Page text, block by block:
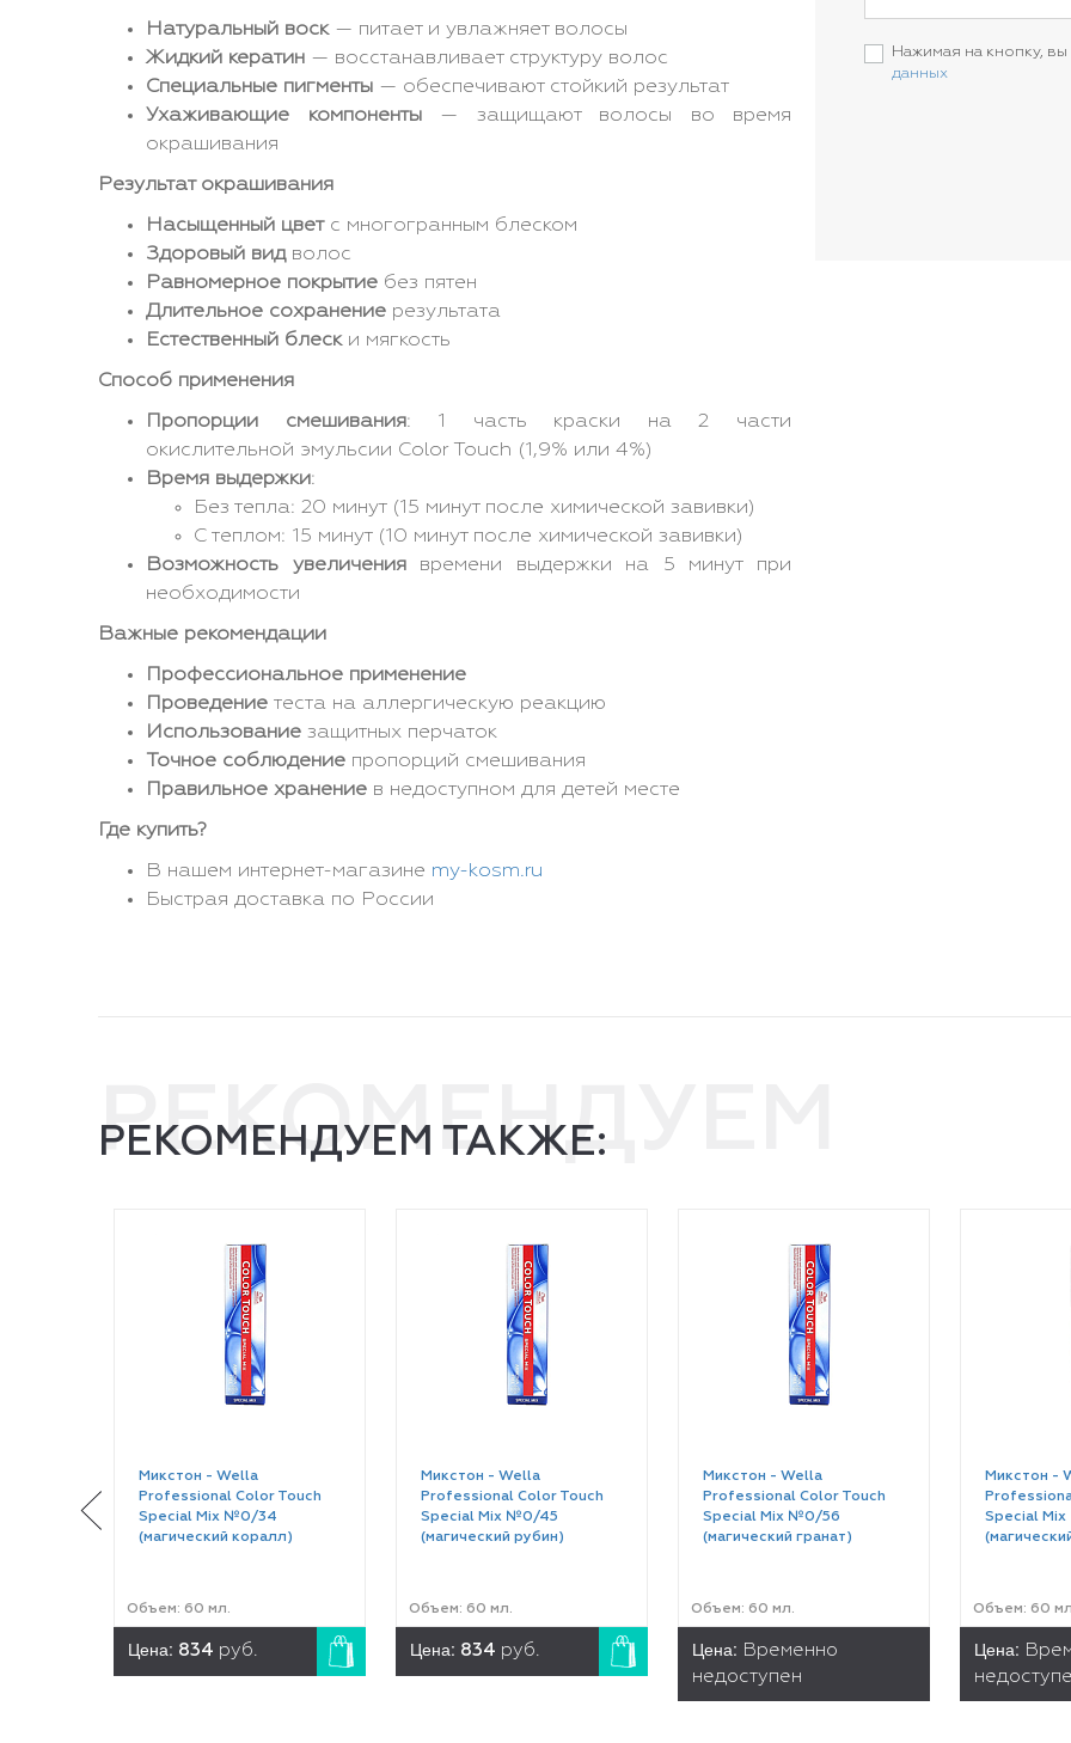
Натуральный воск— питает и увлажняет волосы
Жидкий кератин — восстанавливает структуру волос
Специальные пигменты — обеспечивают стойкий результат
Ухаживающие компоненты— защищают волосы во время
окрашивания
Результат окрашивания
Насыщенный цветс многогранным блеском
Здоровый видволос
Равномерное покрытие без пятен
Длительное сохранение результата
Естественный блески мягкость
Способ применения
Пропорции смешивания: 1 часть краски на 2 части
окислительной эмульсии Color Touch (1,9% или 4%)
Время выдержки:
Без тепла: 20 минут (15 минут после химической завивки)
С теплом: 15 минут (10 минут после химической завивки)
Возможность увеличениявремени выдержки на 5 минут при
необходимости
Важные рекомендации
Профессиональное применение
Проведение теста на аллергическую реакцию
Использование защитных перчаток
Точное соблюдение пропорций смешивания
Правильное хранение в недоступном для детей месте
Где купить?
В нашем интернет-магазине my-kosm.ru
Быстрая доставка по России
Нажимая на кнопку,
данных
РЕКОМЕНДУЕМ
РЕКОМЕНДУЕМ ТАКЖЕ:
Микстон - Wella
Professional Color Touch
Special Mix №0/34
(магический коралл)
Объем: 60 мл.
Цена: 834 руб.
Микстон - Wella
Professional Color Touch
Special Mix №0/45
(магический рубин)
Объем: 60 мл.
Цена: 834 руб.
Микстон - Wella
Professional Color Touch
Special Mix №0/56
(магический гранат)
Объем: 60 мл.
Цена: Временно
недоступен
Микстон -
Special
Объем: 60
Цена: